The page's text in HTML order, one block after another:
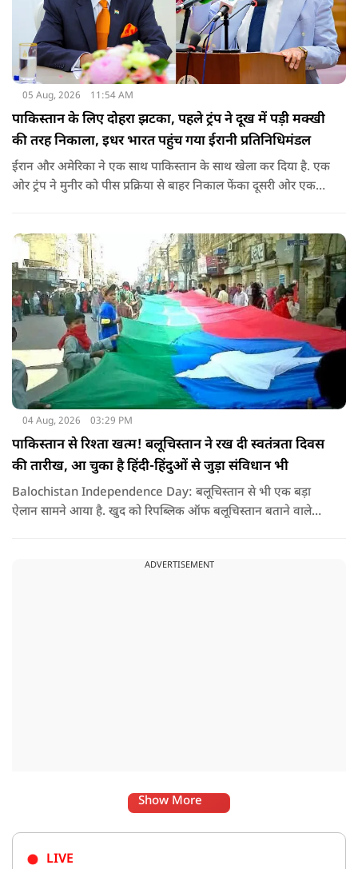
05 Aug, 2026 11:54 AM
पाकिस्तान के लिए दोहरा झटका, पहले ट्रंप ने दूख में पड़ी मक्खी
की तरह निकाला, इधर भारत पहुंच गया ईरानी प्रतिनिधिमंडल
ईरान और अमेरिका ने एक साथ पाकिस्तान के साथ खेला कर दिया है. एक
ओर ट्रंप ने मुनीर को पीस प्रक्रिया से बाहर निकाल फेंका दूसरी ओर एक
04 Aug, 2026 03:29 PM
पाकिस्तान से रिश्ता खत्म! बलूचिस्तान ने रख दी स्वतंत्रता दिवस
की तारीख, आ चुका है हिंदी-हिंदुओं से जुड़ा संविधान भी
Balochistan Independence Day: बलूचिस्तान से भी एक बड़ा
ऐलान सामने आया है. खुद को रिपब्लिक ऑफ बलूचिस्तान बताने वाले
ADVERTISEMENT
Show More
LIVE